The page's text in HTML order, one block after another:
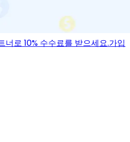
로 10% 수수료를 받으세요.가입